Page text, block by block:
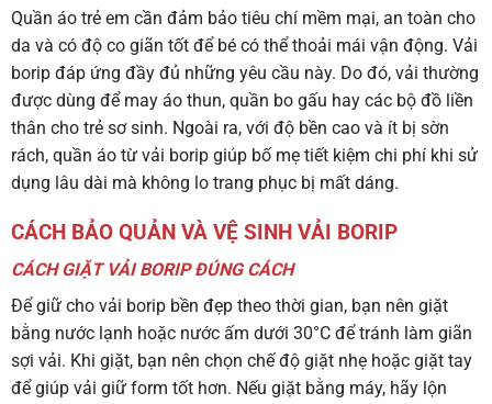
Quần áo trẻ em cần đảm bảo tiêu chí mềm mại, an toàn cho
da và có độ co giãn tốt để bé có thể thoải mái vận động. Vải
borip đáp ứng đầy đủ những yêu cầu này. Do đó, vải thường
được dùng để may áo thun, quần bo gấu hay các bộ đồ liền
thân cho trẻ sơ sinh. Ngoài ra, với độ bền cao và ít bị sờn
rách, quần áo từ vải borip giúp bố mẹ tiết kiệm chi phí khi sử
dụng lâu dài mà không lo trang phục bị mất dáng.
CÁCH BẢO QUẢN VÀ VỆ SINH VẢI BORIP
CÁCH GIẶT VẢI BORIP ĐÚNG CÁCH
Để giữ cho vải borip bền đẹp theo thời gian, bạn nên giặt
bằng nước lạnh hoặc nước ấm dưới 30°C để tránh làm giãn
sợi vải. Khi giặt, bạn nên chọn chế độ giặt nhẹ hoặc giặt tay
để giúp vải giữ form tốt hơn. Nếu giặt bằng máy, hãy lộn